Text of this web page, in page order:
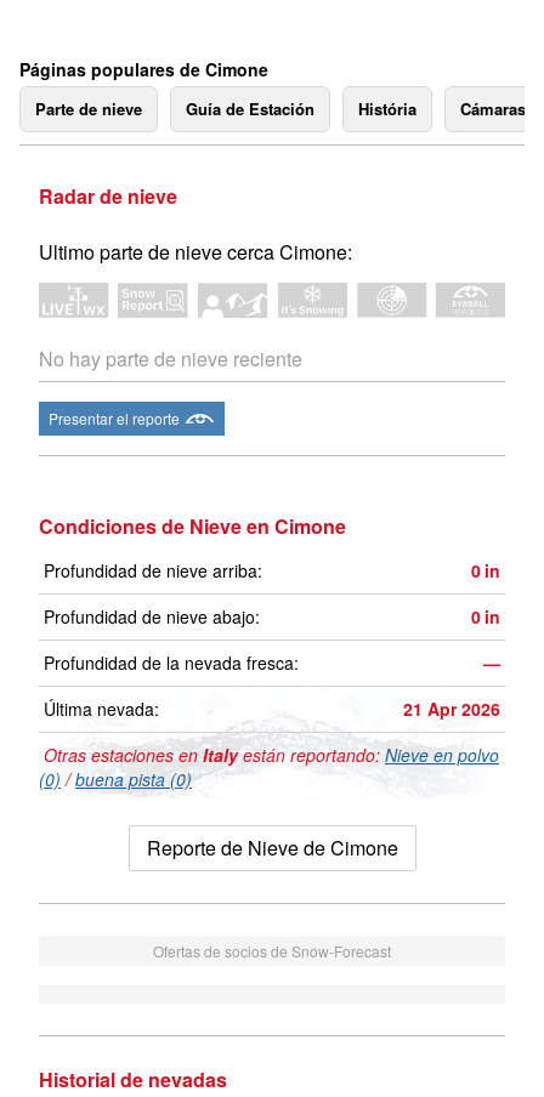
Páginas populares de Cimone
Parte de nieve Guía de Estación História Cámaras
Radar de nieve
Ultimo parte de nieve cerca Cimone:
No hay parte de nieve reciente
Presentar el reporte
Condiciones de Nieve en Cimone
Profundidad de nieve arriba: 0 in
Profundidad de nieve abajo:
0 in
Profundidad de la nevada fresca:
—
Última nevada:
21 Apr 2026
Otras estaciones enItalyestán reportando: Nieve en polvo
(0) /buena pista (0)
Reporte de Nieve de Cimone
Ofertas de socios de Snow-Forecast
Historial de nevadas